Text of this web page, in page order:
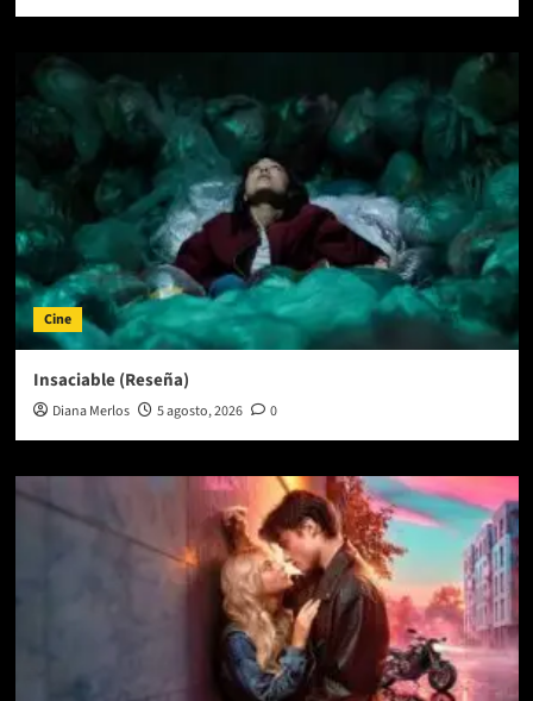
Cine
Insaciable (Reseña)
Diana Merlos 5 agosto, 2026 0